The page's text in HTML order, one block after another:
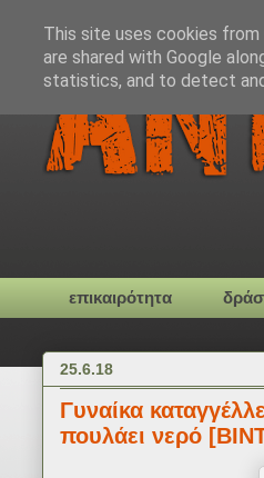
επικαιρότητα
25.6.18
Γυναίκα
πουλάει νερό
This site uses cookies
are shared with Google
statistics, and to detect